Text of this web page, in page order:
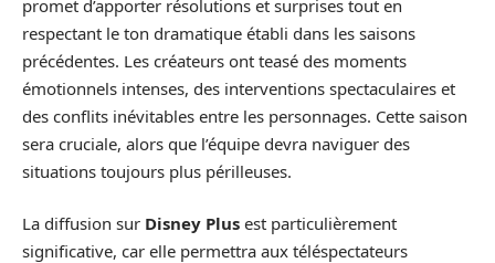
promet d’apporter résolutions et surprises tout en
respectant le ton dramatique établi dans les saisons
précédentes. Les créateurs ont teasé des moments
émotionnels intenses, des interventions spectaculaires et
des conflits inévitables entre les personnages. Cette saison
sera cruciale, alors que l’équipe devra naviguer des
situations toujours plus périlleuses.
La diffusion sur Disney Plus est particulièrement
significative, car elle permettra aux téléspectateurs